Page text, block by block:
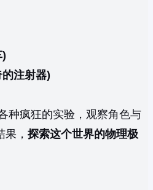
注射器)
种疯狂的实验，观察角色与
， 探索这个世界的物理极